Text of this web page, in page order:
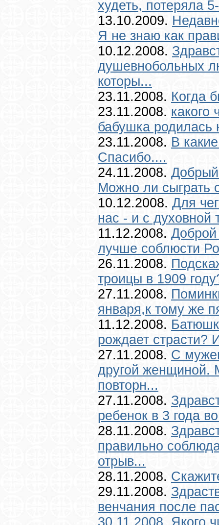
худеть, потеряла
13.10.2009.
Я не знаю как
10.12.2008.
душевнобольных
которы...
23.11.2008. Когда
23.11.2008. какого
бабушка родилась
23.11.2008. В
Спасибо....
24.11.2008.
Можно ли сыграть
10.12.2008. Для
нас - и с духовной
11.12.2008.
лучше соблюсти
26.11.2008.
троицы в 1909
27.11.2008.
января,к тому же
11.12.2008.
рождает страсти?
27.11.2008. С
другой женщиной.
повторн...
27.11.2008.
ребенок в 3 года
28.11.2008.
правильно
отрыв...
28.11.2008.
29.11.2008.
венчания после
30.11.2008. Якого